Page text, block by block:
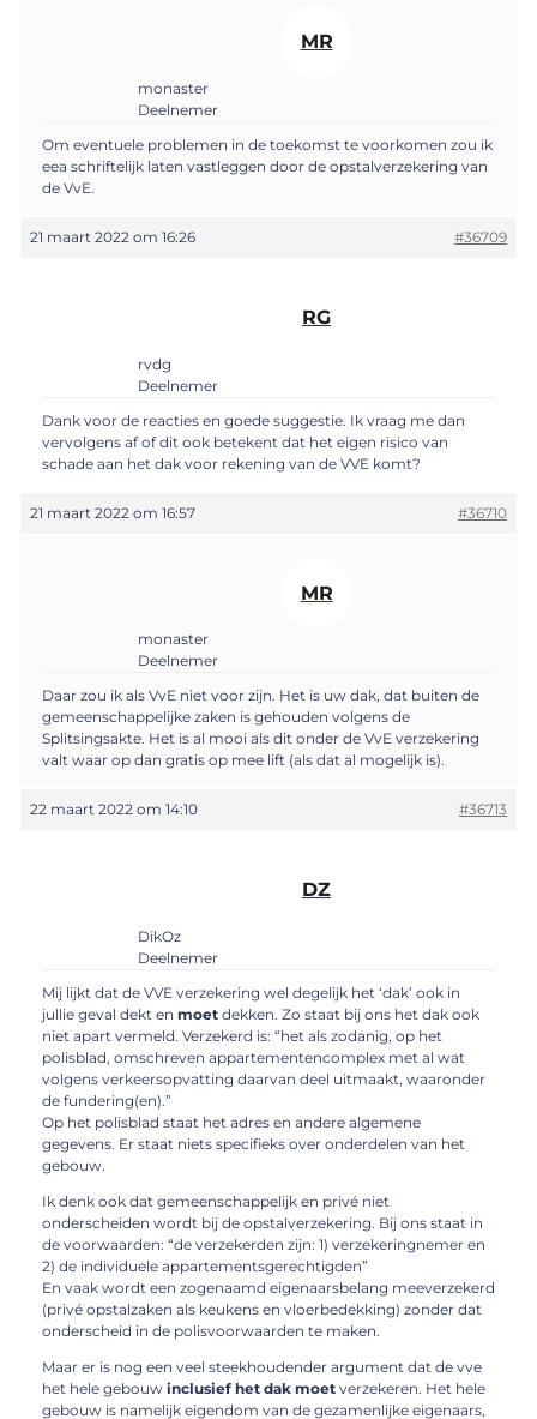
MR
monaster
Deelnemer
Om eventuele problemen in de toekomst te voorkomen zou ik
eea schriftelijk laten vastleggen door de opstalverzekering van
de VvE.
21 maart 2022 om 16:26 #36709
RG
rvdg
Deelnemer
Dank voor de reacties en goede suggestie. Ik vraag me dan
vervolgens af of dit ook betekent dat het eigen risico van
schade aan het dak voor rekening van de VVE komt?
21 maart 2022 om 16:57 #36710
MR
monaster
Deelnemer
Daar zou ik als VvE niet voor zijn. Het is uw dak, dat buiten de
gemeenschappelijke zaken is gehouden volgens de
Splitsingsakte. Het is al mooi als dit onder de VvE verzekering
valt waar op dan gratis op mee lift (als dat al mogelijk is).
22 maart 2022 om 14:10 #36713
DZ
DikOz
Deelnemer
Mij lijkt dat de VVE verzekering wel degelijk het ‘dak’ ook in
jullie geval dekt en moet dekken. Zo staat bij ons het dak ook
niet apart vermeld. Verzekerd is: “het als zodanig, op het
polisblad, omschreven appartementencomplex met al wat
volgens verkeersopvatting daarvan deel uitmaakt, waaronder
de fundering(en).”
Op het polisblad staat het adres en andere algemene
gegevens. Er staat niets specifieks over onderdelen van het
gebouw.
Ik denk ook dat gemeenschappelijk en privé niet
onderscheiden wordt bij de opstalverzekering. Bij ons staat in
de voorwaarden: “de verzekerden zijn: 1) verzekeringnemer en
2) de individuele appartementsgerechtigden”
En vaak wordt een zogenaamd eigenaarsbelang meeverzekerd
(privé opstalzaken als keukens en vloerbedekking) zonder dat
onderscheid in de polisvoorwaarden te maken.
Maar er is nog een veel steekhoudender argument dat de vve
het hele gebouw inclusief het dak moet verzekeren. Het hele
gebouw is namelijk eigendom van de gezamenlijke eigenaars,